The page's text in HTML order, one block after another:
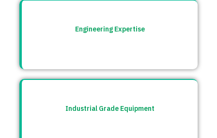
Engineering Expertise
Industrial Grade Equipment